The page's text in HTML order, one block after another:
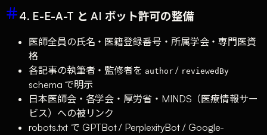
4. E-E-A-T と AI ボット許可の整備
医師全員の氏名・医籍登録番号・所属学会・専門医資
格
各記事の執筆者・監修者を author/ reviewedBy
schema で明示
日本医師会・各学会・厚労省・MINDS（医療情報サー
ビス）への被リンク
robots.txt で GPTBot / PerplexityBot / Google-